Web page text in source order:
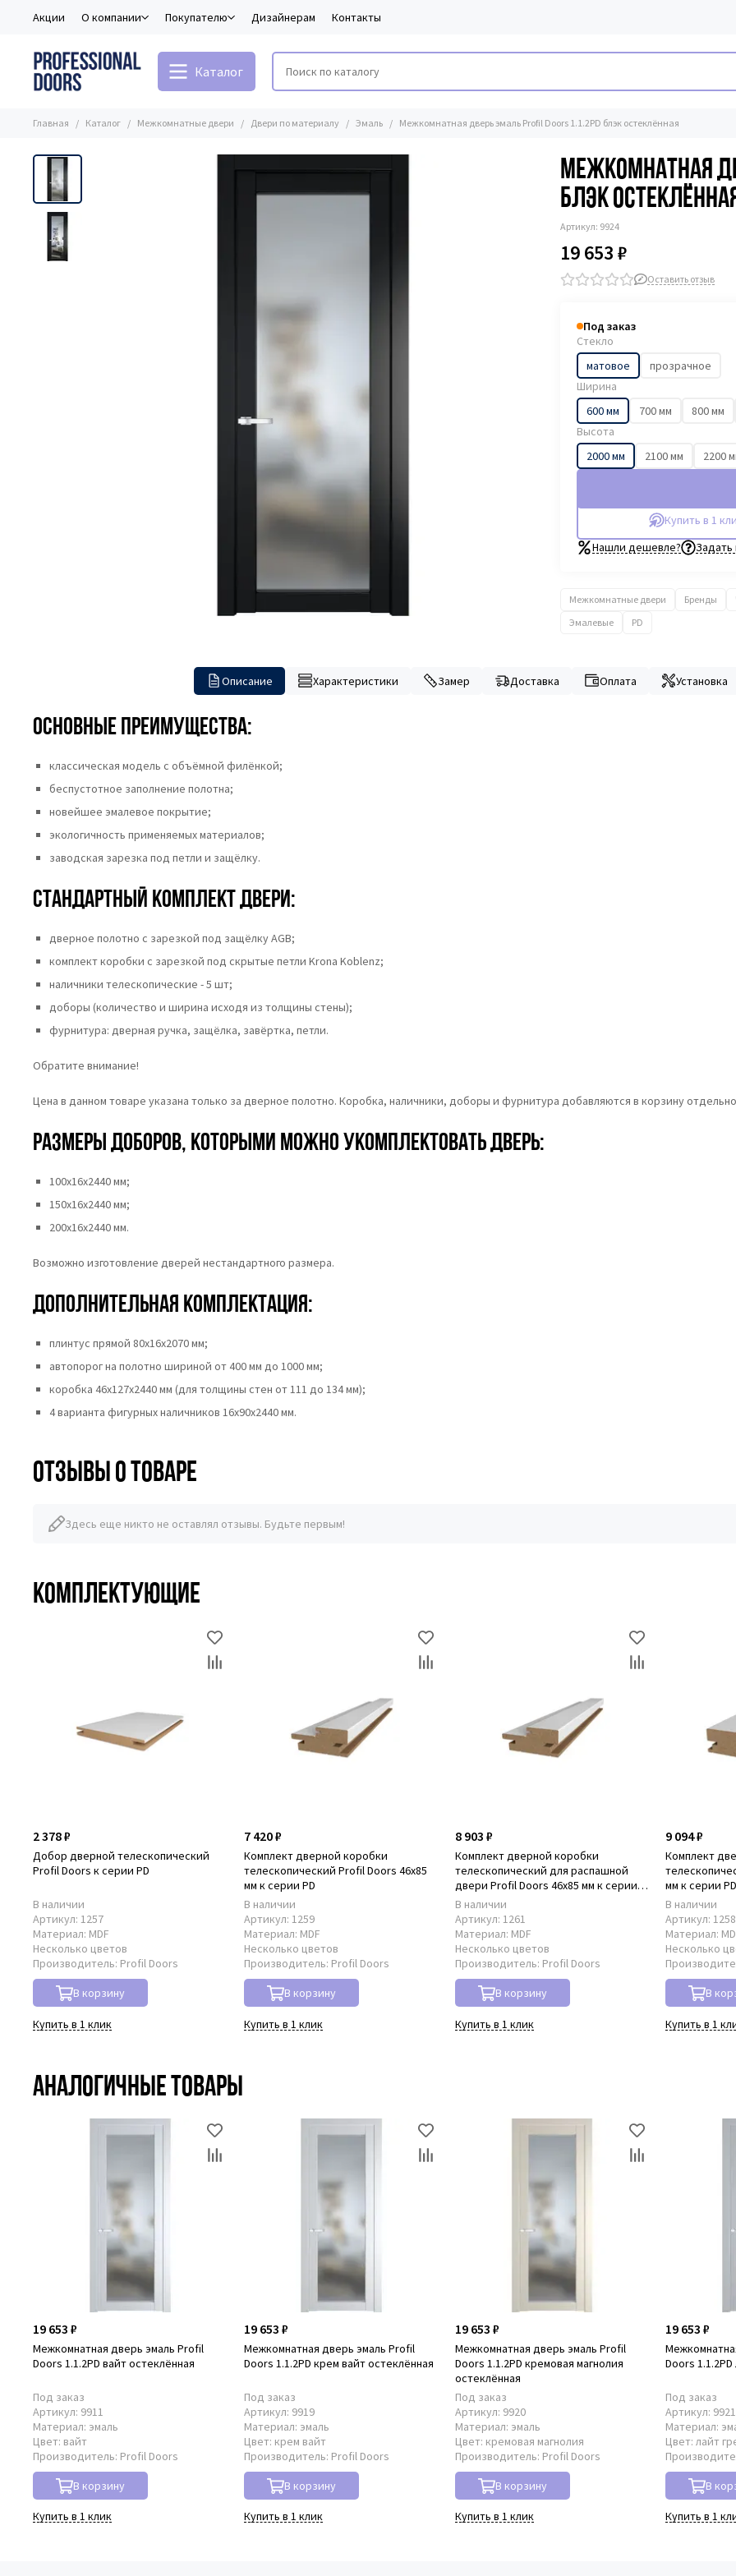
Акции О компании Покупателю Дизайнерам Контакты
Каталог
Главная Каталог Межкомнатные двери Двери по материалу Эмаль Межкомнатная дверь эмаль Profil Doors 1.1.2PD блэк остеклённая
Межкомнатная
блэк
Артикул: 9924
19 653 ₽
Оставить отзыв
Под заказ
Стекло
матовое
прозрачное
Ширина
600 мм
700 мм 800 мм
Высота
2000 мм
2100 мм 2200
Купить в 1
Нашли дешевле?
Задать
Межкомнатные двери Бренды
Эмалевые
PD
Описание Характеристики Замер Доставка Оплата Установка
Основные преимущества:
классическая модель с объёмной филёнкой;
беспустотное заполнение полотна;
новейшее эмалевое покрытие;
экологичность применяемых материалов;
заводская зарезка под петли и защёлку.
Стандартный комплект двери:
дверное полотно с зарезкой под защёлку AGB;
комплект коробки с зарезкой под скрытые петли Krona Koblenz;
наличники телескопические - 5 шт;
доборы (количество и ширина исходя из толщины стены);
фурнитура: дверная ручка, защёлка, завёртка, петли.
Обратите внимание!
Цена в данном товаре указана только за дверное полотно. Коробка, наличники, доборы и фурнитура добавляются в корзину
Размеры доборов, которыми можно укомплектовать дверь:
100х16х2440 мм;
150х16х2440 мм;
200х16х2440 мм.
Возможно изготовление дверей нестандартного размера.
Дополнительная комплектация:
плинтус прямой 80х16х2070 мм;
автопорог на полотно шириной от 400 мм до 1000 мм;
коробка 46x127x2440 мм (для толщины стен от 111 до 134 мм);
4 варианта фигурных наличников 16х90х2440 мм.
Отзывы о товаре
Здесь еще никто не оставлял отзывы. Будьте первым!
Комплектующие
2 378 ₽
Добор дверной телескопический
Profil Doors к серии PD
В наличии
Артикул: 1257
Материал: MDF
Несколько цветов
Производитель: Profil Doors
В корзину
Купить в 1 клик
7 420 ₽
Комплект дверной коробки
телескопический Profil Doors 46x85
мм к серии PD
В наличии
Артикул: 1259
Материал: MDF
Несколько цветов
Производитель: Profil Doors
В корзину
Купить в 1 клик
8 903 ₽
Комплект дверной коробки
телескопический для распашной
двери Profil Doors 46x85 мм к серии
PD
В наличии
Артикул: 1261
Материал: MDF
Несколько цветов
Производитель: Profil Doors
В корзину
Купить в 1 клик
9 094 ₽
Комплект
мм к серии PD
В наличии
Артикул: 1258
Материал:
Несколько
В
Купить в 1
Аналогичные товары
19 653 ₽
Межкомнатная дверь эмаль Profil
Doors 1.1.2PD вайт остеклённая
Под заказ
Артикул: 9911
Материал: эмаль
Цвет: вайт
Производитель: Profil Doors
В корзину
Купить в 1 клик
19 653 ₽
Межкомнатная дверь эмаль Profil
Doors 1.1.2PD крем вайт остеклённая
Под заказ
Артикул: 9919
Материал: эмаль
Цвет: крем вайт
Производитель: Profil Doors
В корзину
Купить в 1 клик
19 653 ₽
Межкомнатная дверь эмаль Profil
Doors 1.1.2PD кремовая магнолия
остеклённая
Под заказ
Артикул: 9920
Материал: эмаль
Цвет: кремовая магнолия
Производитель: Profil Doors
В корзину
Купить в 1 клик
19 653 ₽
Doors
Под заказ
Артикул: 9921
Материал:
Цвет:лайт
В
Купить в 1